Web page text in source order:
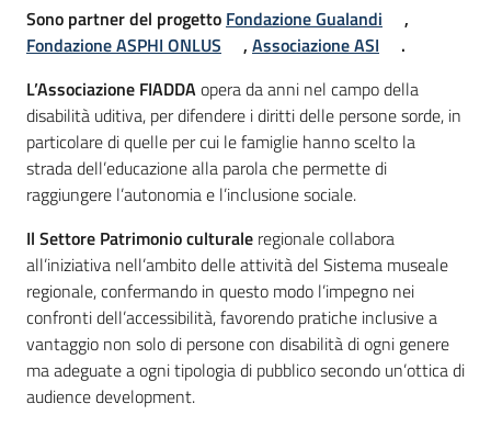
Sono partner del progetto Fondazione Gualandi
,
Fondazione ASPHI ONLUS
, Associazione ASI
.
L’Associazione FIADDAopera da anni nel campo della
disabilità uditiva, per difendere i diritti delle persone sorde, in
particolare di quelle per cui le famiglie hanno scelto la
strada dell’educazione alla parola che permette di
raggiungere l’autonomia e l’inclusione sociale.
Il Settore Patrimonio culturale regionale collabora
all’iniziativa nell’ambito delle attività del Sistema museale
regionale, confermando in questo modo l’impegno nei
confronti dell’accessibilità, favorendo pratiche inclusive a
vantaggio non solo di persone con disabilità di ogni genere
ma adeguate a ogni tipologia di pubblico secondo un’ottica di
audience development.